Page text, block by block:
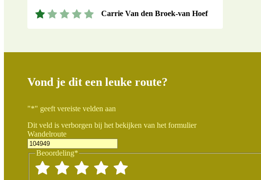
Carrie Van den Broek-van Hoef
Vond je dit een leuke route?
"*" geeft vereiste velden aan
Dit veld is verborgen bij het bekijken van het formulier
Wandelroute
Beoordeling*